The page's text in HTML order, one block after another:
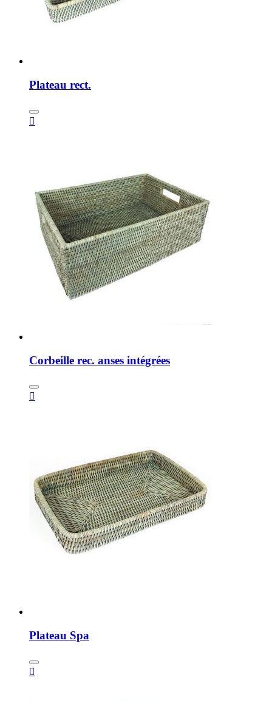
Plateau rect.

Corbeille rec. anses intégrées

Plateau Spa
